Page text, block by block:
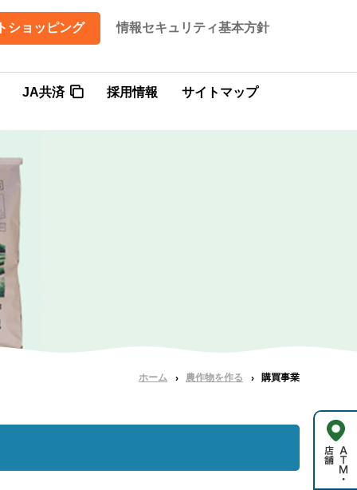
ショッピング 情報セキュリティ基本方針
JA共済 採用情報 サイトマップ
ホーム 農作物を作る 購買事業